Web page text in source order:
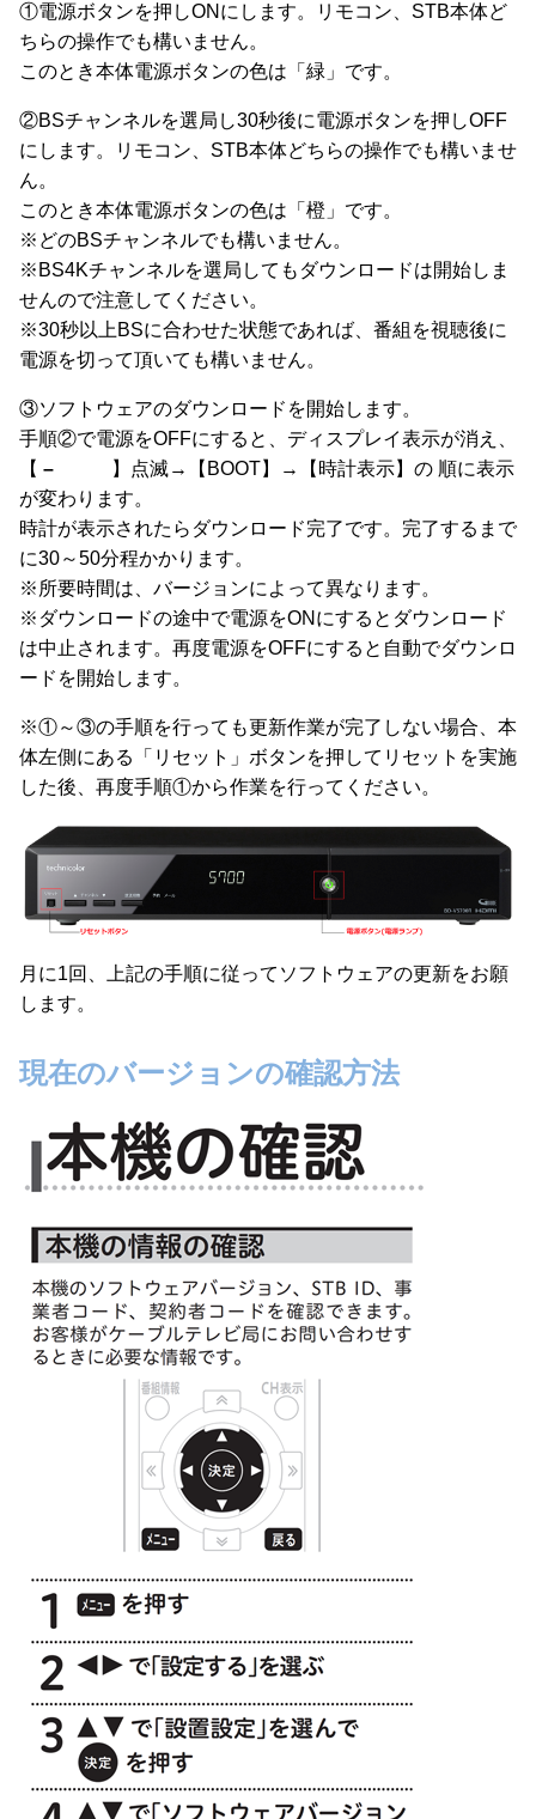
①電源ボタンを押しONにします。リモコン、STB本体ど
ちらの操作でも構いません。
このとき本体電源ボタンの色は「緑」です。
②BSチャンネルを選局し30秒後に電源ボタンを押しOFF
にします。リモコン、STB本体どちらの操作でも構いませ
ん。
このとき本体電源ボタンの色は「橙」です。
※どのBSチャンネルでも構いません。
※BS4Kチャンネルを選局してもダウンロードは開始しま
せんので注意してください。
※30秒以上BSに合わせた状態であれば、番組を視聴後に
電源を切って頂いても構いません。
③ソフトウェアのダウンロードを開始します。
手順②で電源をOFFにすると、ディスプレイ表示が消え、
【 – 】点滅→【BOOT】→【時計表示】の 順に表示
が変わります。
時計が表示されたらダウンロード完了です。完了するまで
に30～50分程かかります。
※所要時間は、バージョンによって異なります。
※ダウンロードの途中で電源をONにするとダウンロード
は中止されます。再度電源をOFFにすると自動でダウンロ
ードを開始します。
※①～③の手順を行っても更新作業が完了しない場合、本
体左側にある「リセット」ボタンを押してリセットを実施
した後、再度手順①から作業を行ってください。
月に1回、上記の手順に従ってソフトウェアの更新をお願
します。
現在のバージョンの確認方法